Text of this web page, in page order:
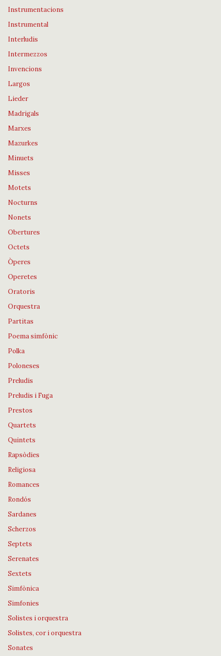
Instrumentacions
Instrumental
Interludis
Intermezzos
Invencions
Largos
Lieder
Madrigals
Marxes
Mazurkes
Minuets
Misses
Motets
Nocturns
Nonets
Obertures
Octets
Òperes
Operetes
Oratoris
Orquestra
Partitas
Poema simfònic
Polka
Poloneses
Preludis
Preludis i Fuga
Prestos
Quartets
Quintets
Rapsòdies
Religiosa
Romances
Rondós
Sardanes
Scherzos
Septets
Serenates
Sextets
Simfònica
Simfonies
Solistes i orquestra
Solistes, cor i orquestra
Sonates